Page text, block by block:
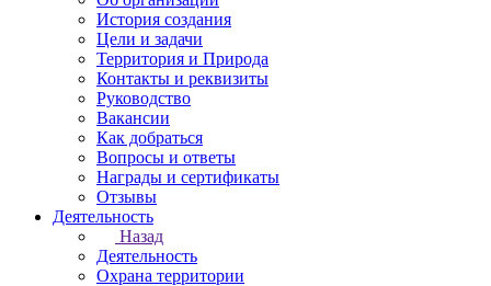
История создания
Цели и задачи
Территория и Природа
Контакты и реквизиты
Руководство
Вакансии
Как добраться
Вопросы и ответы
Награды и сертификаты
Отзывы
Деятельность
Назад
Деятельность
Охрана территории